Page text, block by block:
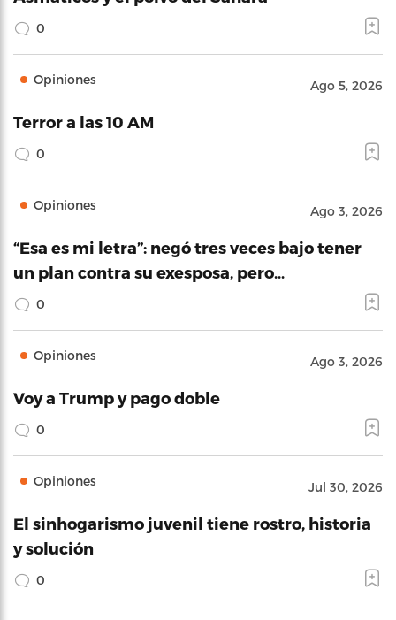
0
Opiniones Ago 5, 2026
Terror a las 10 AM
0
Opiniones Ago 3, 2026
“Esa es mi letra”: negó tres veces bajo tener
un plan contra su exesposa, pero…
0
Opiniones Ago 3, 2026
Voy a Trump y pago doble
0
Opiniones Jul 30, 2026
El sinhogarismo juvenil tiene rostro, historia
y solución
0